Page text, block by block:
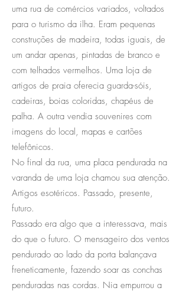
uma rua de comércios variados, voltados
para o turismo da ilha. Eram pequenas
construções de madeira, todas iguais, de
um andar apenas, pintadas de branco e
com telhados vermelhos. Uma loja de
artigos de praia oferecia guarda-sóis,
cadeiras, boias coloridas, chapéus de
palha. A outra vendia souvenires com
imagens do local, mapas e cartões
telefônicos.
No final da rua, uma placa pendurada na
varanda de uma loja chamou sua atenção.
Artigos esotéricos. Passado, presente,
futuro.
Passado era algo que a interessava, mais
do que o futuro. O mensageiro dos ventos
pendurado ao lado da porta balançava
freneticamente, fazendo soar as conchas
penduradas nas cordas. Nia empurrou a